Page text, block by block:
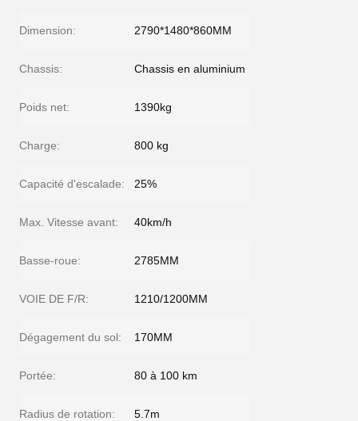
Dimension: 2790*1480*860MM
Chassis: Chassis en aluminium
Poids net: 1390kg
Charge: 800 kg
Capacité d'escalade: 25%
Max. Vitesse avant: 40km/h
Basse-roue: 2785MM
VOIE DE F/R: 1210/1200MM
Dégagement du sol: 170MM
Portée: 80 à 100 km
Radius de rotation: 5.7m